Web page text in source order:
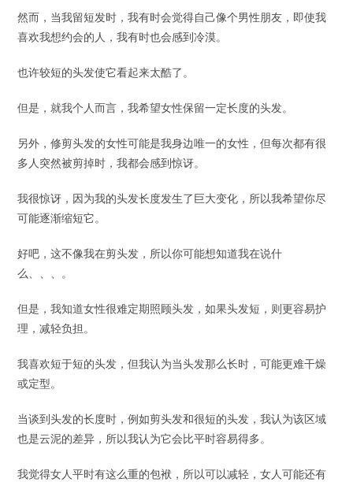
然而，当我留短发时，我有时会觉得自己像个男性朋友，即使我
喜欢我想约会的人，我有时也会感到冷漠。
也许较短的头发使它看起来太酷了。
但是，就我个人而言，我希望女性保留一定长度的头发。
另外，修剪头发的女性可能是我身边唯一的女性，但每次都有很
多人突然被剪掉时，我都会感到惊讶。
我很惊讶，因为我的头发长度发生了巨大变化，所以我希望你尽
可能逐渐缩短它。
好吧，这不像我在剪头发，所以你可能想知道我在说什
么、、、。
但是，我知道女性很难定期照顾头发，如果头发短，则更容易护
理，减轻负担。
我喜欢短于短的头发，但我认为当头发那么长时，可能更难干燥
或定型。
当谈到头发的长度时，例如剪头发和很短的头发，我认为该区域
也是云泥的差异，所以我认为它会比平时容易得多。
我觉得女人平时有这么重的包袱，所以可以减轻，女人可能还有